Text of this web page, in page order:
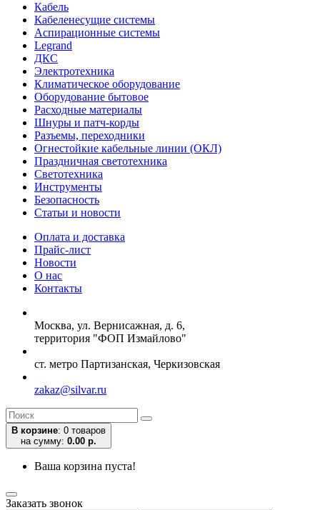
Кабель
Кабеленесущие системы
Аспирационные системы
Legrand
ДКС
Электротехника
Климатическое оборудование
Оборудование бытовое
Расходные материалы
Шнуры и патч-корды
Разъемы, переходники
Огнестойкие кабельные линии (ОКЛ)
Праздничная светотехника
Светотехника
Инструменты
Безопасность
Статьи и новости
Оплата и доставка
Прайс-лист
Новости
О нас
Контакты
Москва, ул. Вернисажная, д. 6,
территория "ФОП Измайлово"
ст. метро Партизанская, Черкизовская
zakaz@silvar.ru
В корзине: 0 товаров
на сумму: 0.00 р.
Ваша корзина пуста!
Заказать звонок